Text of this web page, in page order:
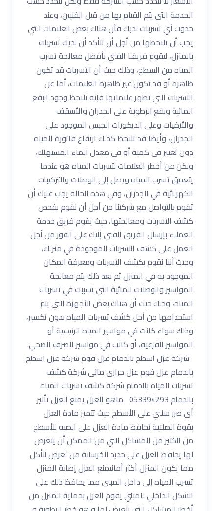
الخدمة التي يتم القيام بها من قبل الفنيين، وعند
حدوث أي تسربات لديك فأن هناك بعض العلامات التي
يجب أن تلاحظها من أجل أن تتأكد أن لديك تسربات
بالمنزل، ليقوم فريقنا الفني بأفضل معالجة تسرب
المياه من السطح، وذلك حيث أن التسربات قد تكون
ظاهرة أو قد تكون غير ظاهرة العلامات، أما عن
التسربات التي تظهر علاماتها فإنه تلاحظ وجود البقع
المائية وبقع الرطوبة على الجدران والأسقف
والأرضيات وعلى الديكورات الجبس الموجود على
الجدران، وأيضا قد تلاحظ كذلك ارتفاع فاتورة المياه
دون تغيير فى كمية أو في معدل الماء المستهلك،
ولكن من أخطر العلامات لتسربات المياه هو عندما
يتعمق تسرب المياه ويصل إلى الوصلات والتركيبات
الكهربائية في الجدران، وفي هذه الحالة يجب عليك أن
تقوم بالتواصل مع شركتنا من أجل أن نقوم بفحص
كشف التسربات ومعالجتها، حيث يقوم فريق خدمة
العملاء بإرسال الفريق الفني إليك على الفور من أجل
العمل على كشف التسربات الموجودة في منزلك،
وحيث أننا نقوم بكشف التسربات ومعرفة المكان
الموجود به في المنزل ثم بعد ذلك يتم معالجة
المواسير والوصلات المائية التي تسببت في تسربات
المياه، وذلك حيث أن هناك بعض الأجهزة التي يتم
استخدامها من أجل كشف تسربات المياه بدون تكسير،
وذلك سواء كانت في مواسير المياه الرئيسية أو
المواسير الفرعيه، أو كانت في مواسير الصرف الصحي.
شركة عزل اسطح بالدمام عزل فوم شركة عزل اسطح
بالدمام عزل فوم عزل حرارى مائى شركة كشف
تسربات المياه بالدمام شركة كشف تسربات المياه
بالدمام 053394293 ماهو العزل يمنع العزل تأثير
أي ضرر سلبي على الأسطح حيث تتميز مادة العزل
بقوة الصلابة تحافظ مادة العزل على الصبه للأسطح
من الكثير من المشاكل التي من الممكن أن يتعرض
لها يحافظ العزل على حديد الخرسانة من تعرض لتأكل
مما يكون المنزل أكثر أمانيمنع العزل إصابة المنزل
تسرب المياه إلى داخل المبنى مما يحافظ ذلك على
الشكل الداخلي للمبني يقوم العزل بحماية المنزل من